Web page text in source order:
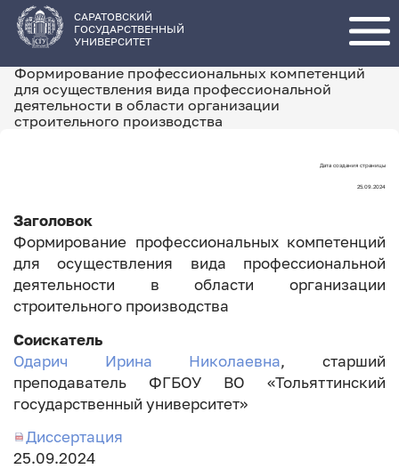
основному
содержанию
САРАТОВСКИЙ
ГОСУДАРСТВЕННЫЙ
УНИВЕРСИТЕТ
Формирование профессиональных компетенций
для осуществления вида профессиональной
деятельности в области организации
строительного производства
Дата создания страницы
25.09.2024
Заголовок
Формирование профессиональных компетенций
для осуществления вида профессиональной
деятельности в области организации
строительного производства
Соискатель
Одарич Ирина Николаевна, старший
преподаватель ФГБОУ ВО «Тольяттинский
государственный университет»
Диссертация
Дата
25.09.2024